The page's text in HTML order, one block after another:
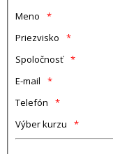
Meno
Priezvisko
Spoločnosť
E-mail
Telefón
Výber kurzu